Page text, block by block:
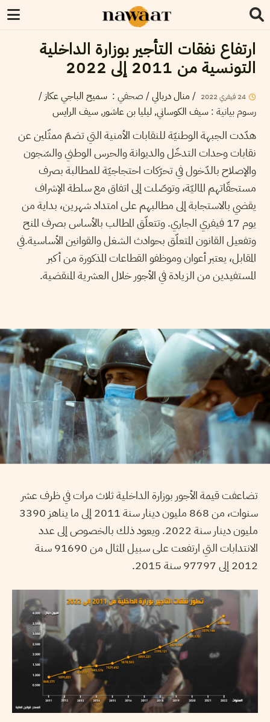
ارتفاع نفقات التأجير بوزارة الداخلية
التونسية من 2011 إلى 2022
24 فيفري2022
/ منال دربالي/ صحفي : سميح الباجي عكاز /
رسوم بيانية : سيف الكوساني, ليليا بن عاشور, سيف الرايس
هدّدت الجبهة الوطنيّة للنقابات الأمنية التي تضمّ ممثّلين عن
نقابات وحدات التدخّل والديوانة والحرس الوطني والسّجون
والإصلاح بالدّخول في تحرّكات احتجاجيّة للمطالبة بصرف
مستحقّاتهم الماليّة، وتوصّلت إلى اتفاق مع سلطة الإشراف
يقضي بالاستجابة إلى مطالبهم على امتداد شهرين، بداية من
يوم 17 فيفري الجاري. وتتعلّق المطالب بالأساس بصرف المنح
وتفعيل القانون المتعلّق بحوادث الشغل والقوانين الأساسية.في
المقابل، يعتبر أعوان وموظفو القطاعات المذكورة من أكبر
المستفيدين من الزيادة في الأجور خلال العشرية المنقضية.
تضاعفت قيمة الأجور بوزارة الداخلية ثلاث مرات في ظرف عشر
سنوات، من 868 مليون دينار سنة 2011 إلى ما يناهز 3390
مليون دينار سنة 2022. ويعود ذلك بالخصوص إلى عدد
الانتدابات التي ارتفعت على سبيل المثال من 91690 سنة
2012 إلى 97797 سنة 2015.